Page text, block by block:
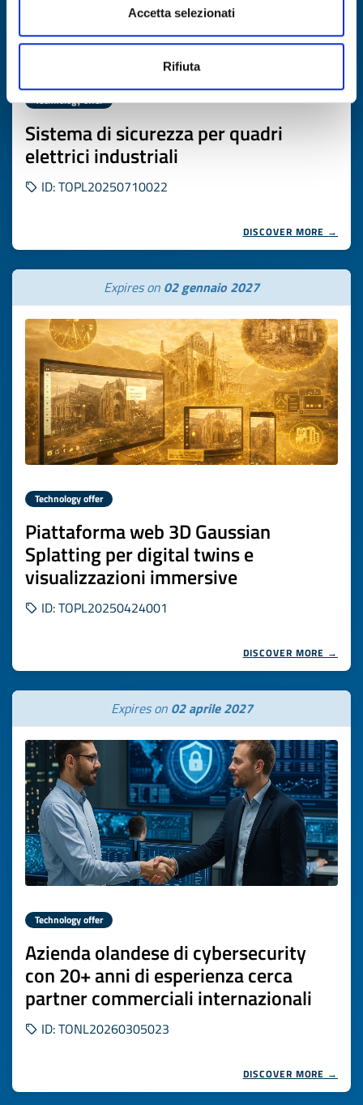
Accetta selezionati
Rifiuta
Technology offer
Sistema di sicurezza per quadri
elettrici industriali
ID: TOPL20250710022
DISCOVER MORE →
Expires on 02 gennaio 2027
Technology offer
Piattaforma web 3D Gaussian
Splatting per digital twins e
visualizzazioni immersive
ID: TOPL20250424001
DISCOVER MORE →
Expires on 02 aprile 2027
Technology offer
Azienda olandese di cybersecurity
con 20+ anni di esperienza cerca
partner commerciali internazionali
ID: TONL20260305023
DISCOVER MORE →